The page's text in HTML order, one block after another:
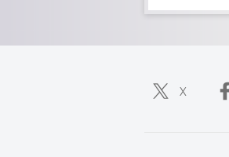
X